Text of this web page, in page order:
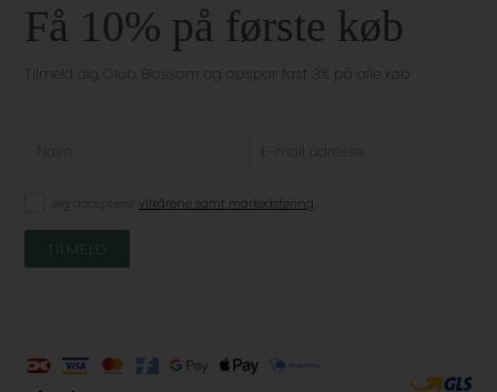
Få 10% på første køb
Tilmeld dig Club Blossom og opspar fast 3% på alle køb
Jeg accepterervilkårene samt markedsføring